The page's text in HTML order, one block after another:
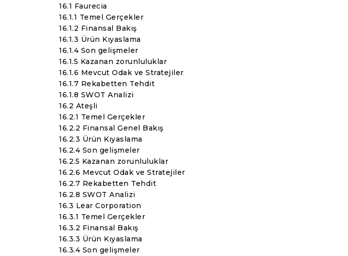
16.1 Faurecia
16.1.1 Temel Gerçekler
16.1.2 Finansal Bakış
16.1.3 Ürün Kıyaslama
16.1.4 Son gelişmeler
16.1.5 Kazanan zorunluluklar
16.1.6 Mevcut Odak ve Stratejiler
16.1.7 Rekabetten Tehdit
16.1.8 SWOT Analizi
16.2 Ateşli
16.2.1 Temel Gerçekler
16.2.2 Finansal Genel Bakış
16.2.3 Ürün Kıyaslama
16.2.4 Son gelişmeler
16.2.5 Kazanan zorunluluklar
16.2.6 Mevcut Odak ve Stratejiler
16.2.7 Rekabetten Tehdit
16.2.8 SWOT Analizi
16.3 Lear Corporation
16.3.1 Temel Gerçekler
16.3.2 Finansal Bakış
16.3.3 Ürün Kıyaslama
16.3.4 Son gelişmeler